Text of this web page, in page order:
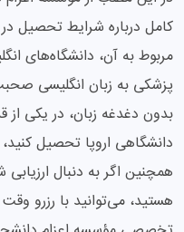
کامل درباره شرایط تحصیل در
مربوط به آن، دانشگاه‌های
پزشکی به زبان انگلیسی
بدون دغدغه زبان، در یکی
دانشگاهی اروپا تحصیل کنید،
همچنین اگر به دنبال
هستید، می‌توانید با رزرو وقت